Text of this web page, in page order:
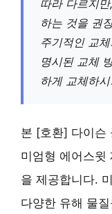
따라 다르지
하는 것을 권
주기적인 교
명시된 교체
하게 교체하
본 [호환] 다이슨
미엄형 에어스윗
을 제공합니다.
다양한 유해 물